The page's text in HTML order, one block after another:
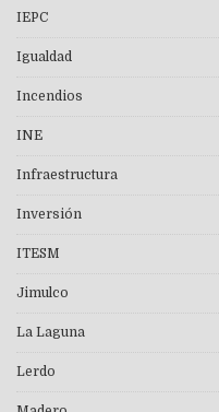
IEPC
Igualdad
Incendios
INE
Infraestructura
Inversión
ITESM
Jimulco
La Laguna
Lerdo